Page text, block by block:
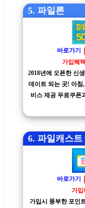
5. 파일론
바로가기
가입혜
2018년에 오픈한 신
데이트 되는 곳! 아침
비스 제공 무료쿠폰
6. 파일캐스트
바로가기
가입
가입시 풍부한 포인